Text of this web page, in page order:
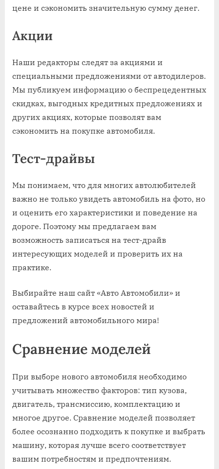
цене и сэкономить значительную сумму денег.
Акции
Наши редакторы следят за акциями и
специальными предложениями от автодилеров.
Мы публикуем информацию о беспрецедентных
скидках, выгодных кредитных предложениях и
других акциях, которые позволят вам
сэкономить на покупке автомобиля.
Тест-драйвы
Мы понимаем, что для многих автолюбителей
важно не только увидеть автомобиль на фото, но
и оценить его характеристики и поведение на
дороге. Поэтому мы предлагаем вам
возможность записаться на тест-драйв
интересующих моделей и проверить их на
практике.
Выбирайте наш сайт «Авто Автомобили» и
оставайтесь в курсе всех новостей и
предложений автомобильного мира!
Сравнение моделей
При выборе нового автомобиля необходимо
учитывать множество факторов: тип кузова,
двигатель, трансмиссию, комплектацию и
многое другое. Сравнение моделей позволяет
более осознанно подходить к покупке и выбрать
машину, которая лучше всего соответствует
вашим потребностям и предпочтениям.